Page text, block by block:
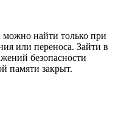
найти только при
или переноса. Зайти в
безопасности
памяти закрыт.